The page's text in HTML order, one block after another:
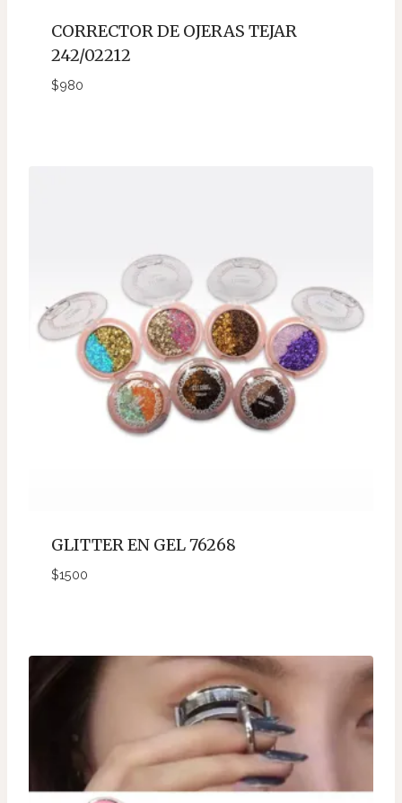
CORRECTOR DE OJERAS TEJAR
242/02212
$980
GLITTER EN GEL 76268
$1500